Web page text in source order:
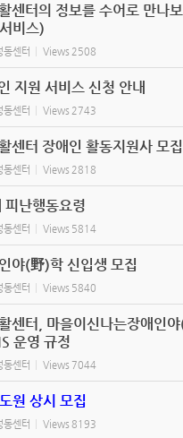
센터의 정보를 수어로 만나
비스)
동센터 Views 2508
지원 서비스 신청 안내
동센터 Views 2743
센터 장애인 활동지원사 모집
동센터 Views 2818
피난행동요령
동센터 Views 5814
야(野)학 신입생 모집
동센터 Views 5840
센터, 마을이신나는장애인
운영 규정
동센터 Views 7044
원 상시 모집
동센터 Views 8193